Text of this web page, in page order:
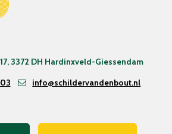
3372 DH Hardinxveld-Giessendam
info@schildervandenbout.nl